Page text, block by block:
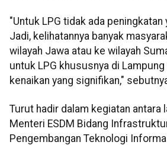
"Untuk LPG tidak ada peningkatan
Jadi, kelihatannya banyak
wilayah Jawa atau ke wilayah
untuk LPG khususnya di
kenaikan yang signifikan,"
Turut hadir dalam kegiatan antara
Menteri ESDM Bidang
Pengembangan Teknologi